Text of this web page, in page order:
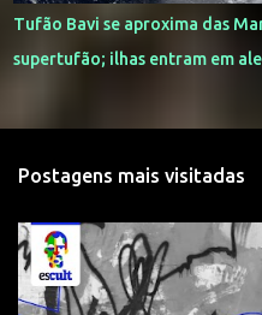
Tufão Bavi se aproxima das
supertufão; ilhas entram em
Postagens mais visitadas